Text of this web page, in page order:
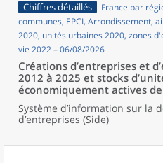
Chiffres détaillés
France par
communes, EPCI, Arrondissement,
2020, unités urbaines 2020, zones
vie 2022 – 06/08/2026
Créations d’entreprises et
2012 à 2025 et stocks
économiquement actives
Système d’information sur la
d’entreprises (Side)